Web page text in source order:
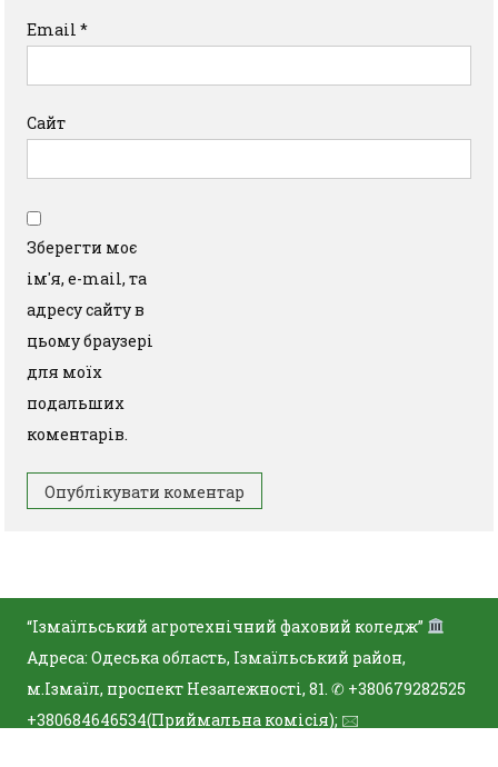
Email*
Сайт
Зберегти моє
ім'я, e-mail, та
адресу сайту в
цьому браузері
для моїх
подальших
коментарів.
“Ізмаїльський агротехнічний фаховий коледж”
Адреса: Одеська область, Ізмаїльський район,
м.Ізмаїл, проспект Незалежності, 81. ✆ +380679282525
+380684646534(Приймальна комісія); 🖂